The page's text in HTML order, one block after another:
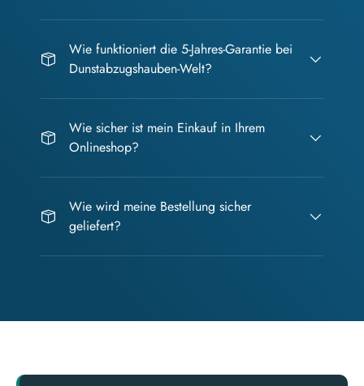
Wie funktioniert die 5-Jahres-Garantie bei
Dunstabzugshauben-Welt?
Wie sicher ist mein Einkauf in Ihrem
Onlineshop?
Wie wird meine Bestellung sicher
geliefert?